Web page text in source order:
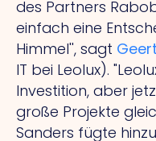
des Partners
einfach eine
Himmel'', sagt
IT bei Leolux).
Investition, aber
große Projekte
Sanders fügte